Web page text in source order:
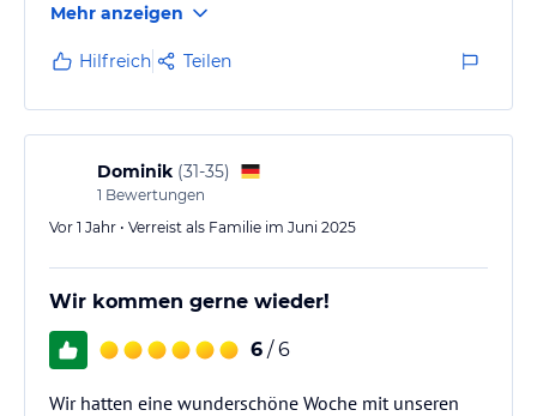
Die Familie Hirtreiter ist ausgesprochen nett und
sympathisch und man kann sofort bei Ankunft in den
Urlaub eintauchen.
Mehr anzeigen
Hilfreich Teilen
Dominik (31-35)
1 Bewertungen
Vor 1 Jahr • Verreist als Familie im Juni 2025
Wir kommen gerne wieder!
6 / 6
Wir hatten eine wunderschöne Woche mit unseren